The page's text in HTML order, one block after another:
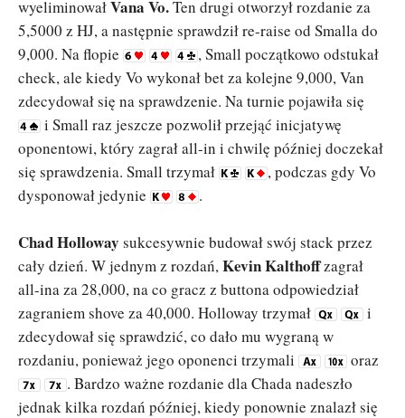
wyeliminowałVana Vo.Ten drugi otworzył rozdanie za
5,5000 z HJ, a następnie sprawdził re-raise od Smalla do
9,000. Na flopie
, Small początkowo odstukał
check, ale kiedy Vo wykonał bet za kolejne 9,000, Van
zdecydował się na sprawdzenie. Na turnie pojawiła się
i Small raz jeszcze pozwolił przejąć inicjatywę
oponentowi, który zagrał all-in i chwilę później doczekał
się sprawdzenia. Small trzymał
, podczas gdy Vo
dysponował jedynie
.
Chad Holloway sukcesywnie budował swój stack przez
cały dzień. W jednym z rozdań,Kevin Kalthoffzagrał
all-ina za 28,000, na co gracz z buttona odpowiedział
zagraniem shove za 40,000. Holloway trzymał
i
zdecydował się sprawdzić, co dało mu wygraną w
rozdaniu, ponieważ jego oponenci trzymali
oraz
. Bardzo ważne rozdanie dla Chada nadeszło
jednak kilka rozdań później, kiedy ponownie znalazł się